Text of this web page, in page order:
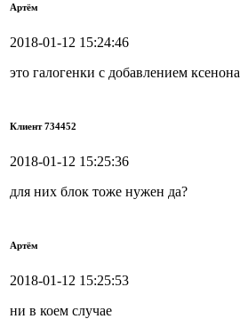
Артём
2018-01-12 15:24:46
это галогенки с добавлением ксенона
Клиент 734452
2018-01-12 15:25:36
для них блок тоже нужен да?
Артём
2018-01-12 15:25:53
ни в коем случае